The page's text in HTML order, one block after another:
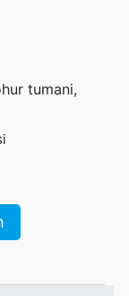
tumani,